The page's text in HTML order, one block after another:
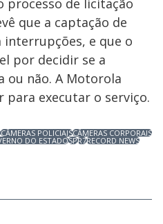
processo de licitação
que a captação de
interrupções, e que o
por decidir se a
ou não. A Motorola
para executar o serviço.
CÂMERAS POLICIAISCÂMERAS CORPORAIS
DO ESTADOSPR7RECORD NEWS